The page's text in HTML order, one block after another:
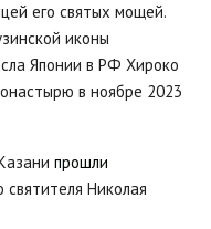
его святых мощей.
иконы
Японии в РФ Хироко
в ноябре 2023
прошли
Николая